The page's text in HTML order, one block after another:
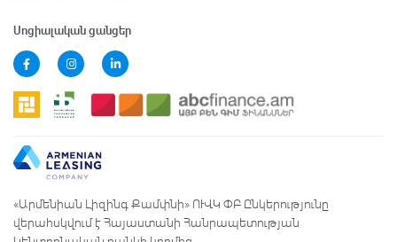
Սոցիալական ցանցեր
«Արմենիան Լիզինգ Քամփնի» ՈՒՎԿ ՓԲ Ընկերությունը
վերահսկվում է Հայաստանի Հանրապետության